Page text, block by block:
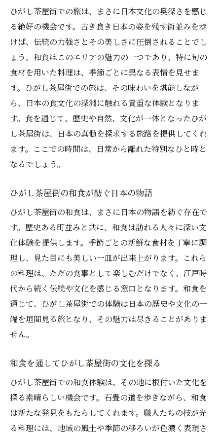
ひがし茶屋街での旅は、まさに日本文化の奥深さを感じ
る絶好の機会です。古き良き日本の姿を残す街並みを歩
けば、伝統の力強さとその美しさに圧倒されることでし
ょう。和食はこのエリアの魅力の一つであり、特に旬の
食材を用いた料理は、季節ごとに異なる表情を見せま
す。ひがし茶屋街での旅は、その味わいを堪能しなが
ら、日本の食文化の深淵に触れる貴重な体験となりま
す。食を通じて、歴史や自然、文化が一体となったひが
し茶屋街は、日本の真髄を探求する旅路を提供してくれ
ます。ここでの時間は、日常から離れた特別なひと時と
なるでしょう。
ひがし茶屋街の和食が紡ぐ日本の物語
ひがし茶屋街の和食は、まさに日本の物語を紡ぐ存在で
す。歴史ある町並みと共に、和食は訪れる人々に深い文
化体験を提供します。季節ごとの新鮮な食材を丁寧に調
理し、見た目にも美しい一皿が出来上がります。これら
の料理は、ただの食事として楽しむだけでなく、江戸時
代から続く伝統や文化を感じる窓口となります。和食を
通じて、ひがし茶屋街での体験は日本の歴史や文化の一
端を垣間見る旅となり、その魅力は尽きることがありま
せん。
和食を通してひがし茶屋街の文化を探る
ひがし茶屋街での和食体験は、その地に根付いた文化を
探る素晴らしい機会です。石畳の道を歩きながら、和食
は新たな発見をもたらしてくれます。職人たちの技が光
る料理には、地域の風土や季節の移ろいが色濃く表現さ